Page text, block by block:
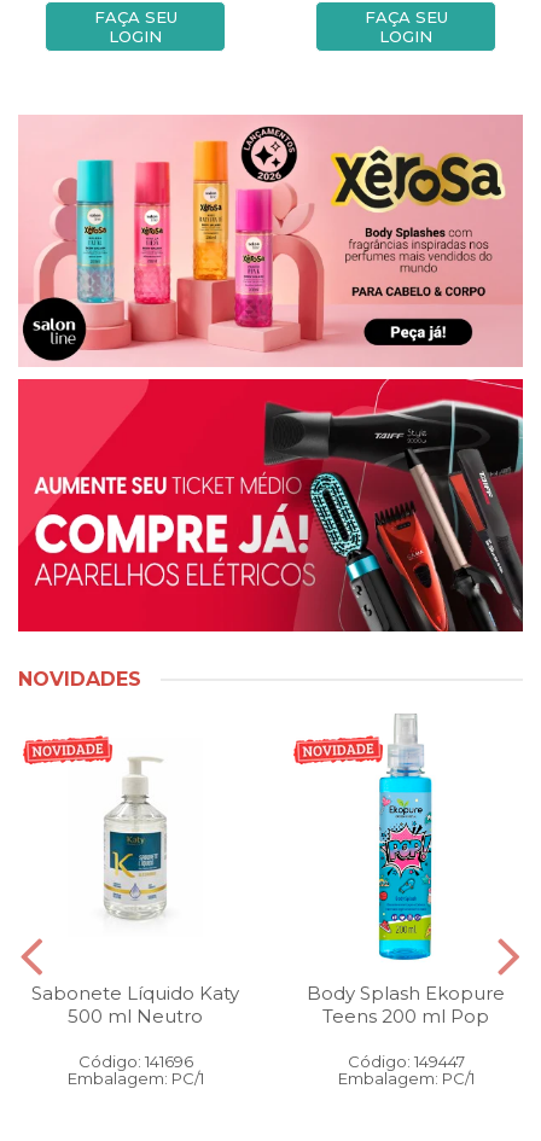
FAÇA SEU
LOGIN
FAÇA SEU
LOGIN
NOVIDADES
Sabonete Líquido Katy
500 ml Neutro
Código: 141696
Embalagem: PC/1
Body Splash Ekopure
Teens 200 ml Pop
Código: 149447
Embalagem: PC/1